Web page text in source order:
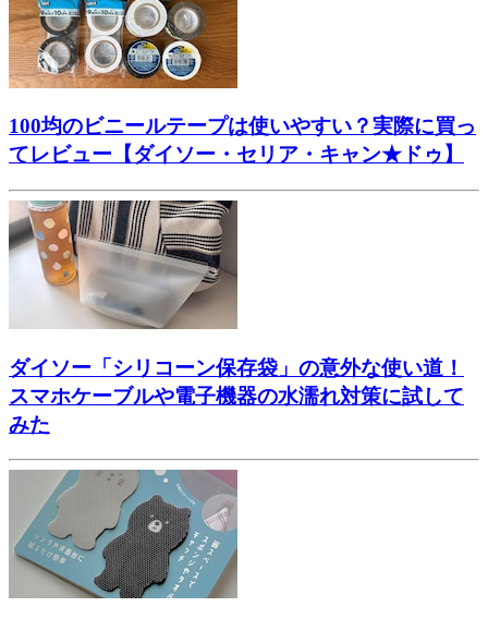
100均のビニールテープは使いやすい？実際に買っ
てレビュー【ダイソー・セリア・キャン★ドゥ】
ダイソー「シリコーン保存袋」の意外な使い道！
スマホケーブルや電子機器の水濡れ対策に試して
みた